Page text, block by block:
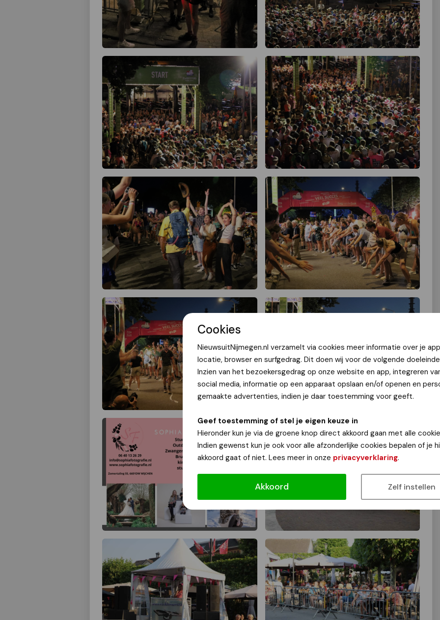
Cookies
NieuwsuitNijmegen.nl verzamelt via cookies meer informatie over je
locatie, browser en surfgedrag. Dit doen wij voor de volgende
Inzien van het bezoekersgedrag op onze website en app, integreren
social media, informatie op een apparaat opslaan en/of openen en
gemaakte advertenties, indien je daar toestemming voor geeft.
Geef toestemming of stel je eigen keuze in
Hieronder kun je via de groene knop direct akkoord gaan met alle
Indien gewenst kun je ook voor alle afzonderlijke cookies bepalen of je
akkoord gaat of niet. Lees meer in onze privacyverklaring.
Akkoord Zelf instellen